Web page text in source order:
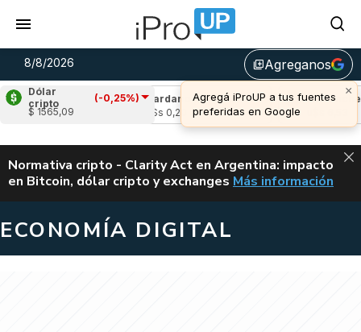
8/8/2026 library_addAgreganos
×
Agregá iProUP a tus fuentes
preferidas en Google
Dólar
cripto
(-0,25%)
$ 1565,09
(1,31%)
Cardano (0,73%)
u$s 0,20
Avalanche
u$s 6,53
ALERTA
Normativa cripto - Clarity Act en Argentina: impacto
en Bitcoin, dólar cripto y exchanges CLARITY ACT EN
Más información
ECONOMÍA DIGITAL